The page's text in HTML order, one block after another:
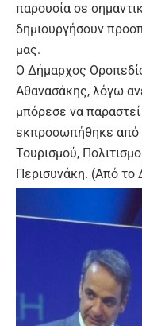
παρουσία σε
δημιουργήσουν
μας.
Ο Δήμαρχος
Αθανασάκης, λόγω
μπόρεσε να
εκπροσωπήθηκε από
Τουρισμού,
Περισυνάκη. (Από το